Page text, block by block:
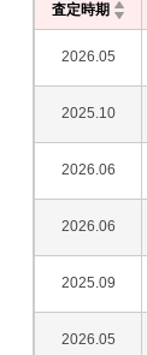
査定時期
2026.05
2025.10
2026.06
2026.06
2025.09
2026.05